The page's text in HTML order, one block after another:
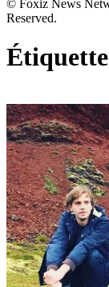
© Foxiz News
Reserved.